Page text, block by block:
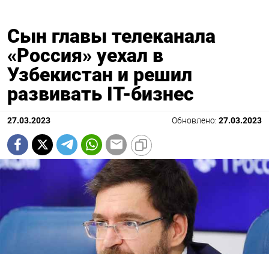
Сын главы телеканала
«Россия» уехал в
Узбекистан и решил
развивать IT-бизнес
27.03.2023 Обновлено: 27.03.2023